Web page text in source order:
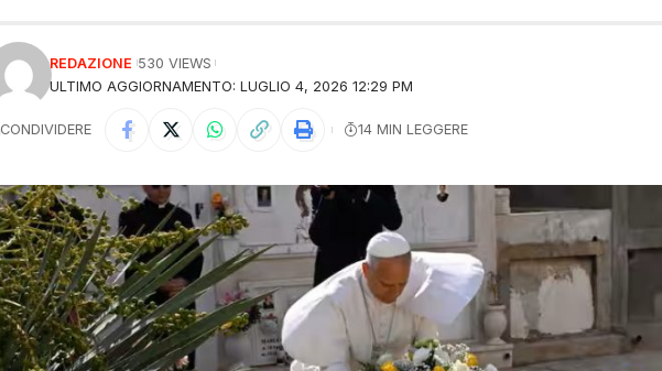
ULTIMO AGGIORNAMENTO: LUGLIO 4, 2026 12:29 PM
REDAZIONE 530 VIEWS
CONDIVIDERE 14 MIN LEGGERE